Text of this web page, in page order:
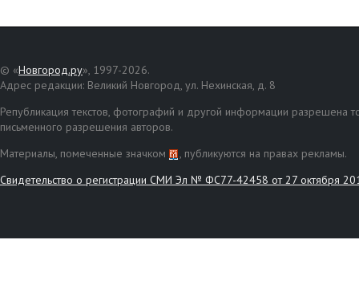
© «Новгород.ру», 1997-2026.
Адрес редакции: Великий Новгород, ул. Нехинская, д. 8
Републикация текстов, фотографий и другой информации разрешена
письменного разрешения авторов.
Материалы, помеченные значком
, публикуются на правах рекламы.
Свидетельство о регистрации СМИ Эл № ФС77-42458 от 27 октября